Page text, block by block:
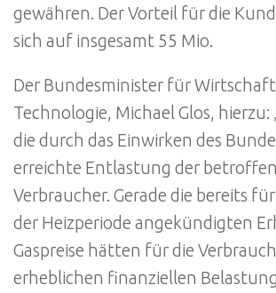
gewähren. Der Vorteil für die
sich auf insgesamt 55 Mio.
Der Bundesminister für
Technologie, Michael Glos, hierzu:
die durch das Einwirken des
erreichte Entlastung der
Verbraucher. Gerade die bereits
der Heizperiode angekündigten
Gaspreise hätten für die
erheblichen finanziellen